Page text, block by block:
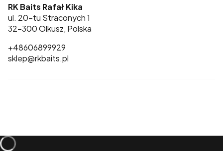
RK Baits Rafał Kika
ul. 20-tu Straconych 1
32-300 Olkusz, Polska
+48606899929
sklep@rkbaits.pl